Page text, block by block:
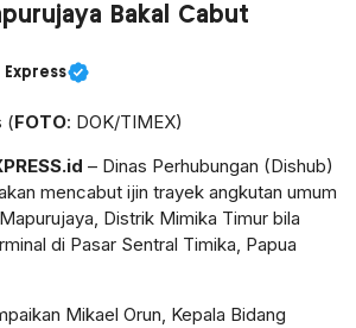
Bakal Cabut
(FOTO: DOK/TIMEX)
– Dinas Perhubungan (Dishub)
mencabut ijin trayek angkutan umum
Distrik Mimika Timur bila
di Pasar Sentral Timika, Papua
Mikael Orun, Kepala Bidang